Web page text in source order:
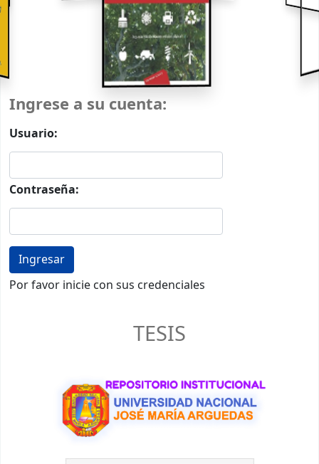
Ingrese a su cuenta:
Usuario:
Contraseña:
Por favor inicie con sus credenciales
TESIS